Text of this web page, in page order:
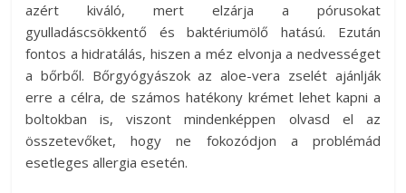
azért kiváló, mert elzárja a pórusokat
gyulladáscsökkentő és baktériumölő hatású. Ezután
fontos a hidratálás, hiszen a méz elvonja a nedvességet
a bőrből. Bőrgyógyászok az aloe-vera zselét ajánlják
erre a célra, de számos hatékony krémet lehet kapni a
boltokban is, viszont mindenképpen olvasd el az
összetevőket, hogy ne fokozódjon a problémád
esetleges allergia esetén.